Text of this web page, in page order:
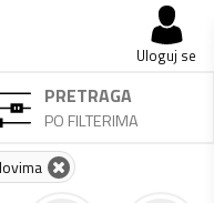
Uloguj se
PRETRAGA
PO FILTERIMA